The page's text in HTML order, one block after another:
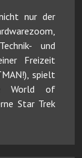
nur der
und
Freizeit
spielt
World of
Star Trek